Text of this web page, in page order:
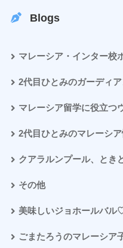
Blogs
マレーシア・インター校
2代目ひとみのガーディ
マレーシア留学に役立つ
2代目ひとみのマレーシ
クアラルンプール、とき
その他
美味しいジョホールバル
ごまたろうのマレーシア